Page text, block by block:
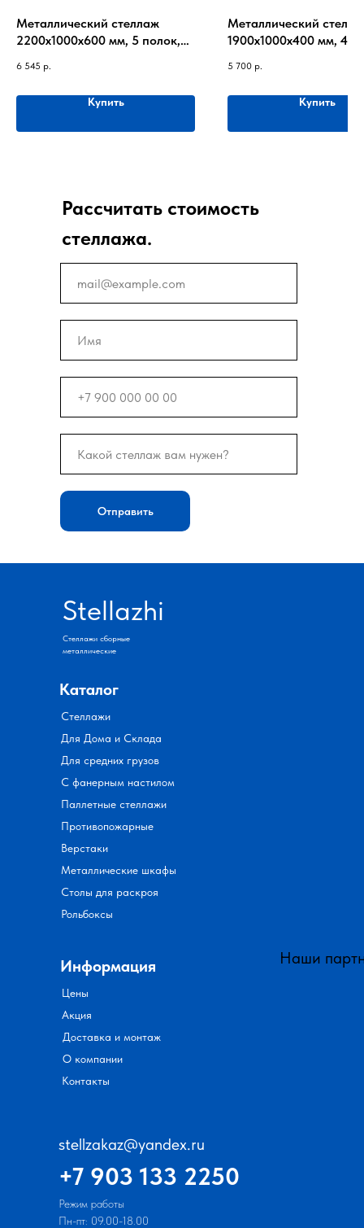
Металлический стеллаж
2200х1000х600 мм, 5 полок,
6 545 р.
Купить
Металлический
1900х1000х400 мм, 4
5 700 р.
Купить
Рассчитать стоимость
стеллажа.
Отправить
Стеллажи сборные
металлические
Stellazhi
Информация
Цены
Акция
Доставка и монтаж
О компании
Контакты
Режим работы
Пн-пт: 09.00-18.00
stellzakaz@yandex.ru
+7 903 133 2250
Каталог
Стеллажи
Для Дома и Склада
Для средних грузов
С фанерным настилом
Паллетные стеллажи
Противопожарные
Верстаки
Металлические шкафы
Столы для раскроя
Рольбоксы
Наши